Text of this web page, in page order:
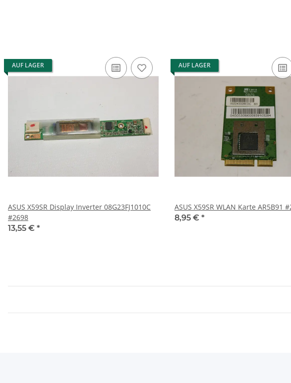
AUF LAGER
ASUS X59SR Display Inverter 08G23FJ1010C
#2698
13,55 € *
AUF LAGER
ASUS X59SR WLAN Karte AR5B91
8,95 € *